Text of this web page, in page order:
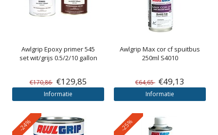
Awlgrip Epoxy primer 545
set wit/grijs 0.5/2/10 gallon
€170,86 €129,85
Informatie
Awlgrip Max cor cf spuitbus
250ml S4010
€64,65 €49,13
Informatie
-24% -25%